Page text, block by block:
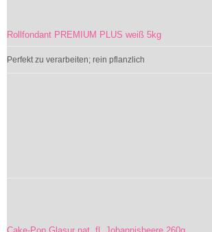
Rollfondant PREMIUM PLUS weiß 5kg
Perfekt zu verarbeiten; rein pflanzlich